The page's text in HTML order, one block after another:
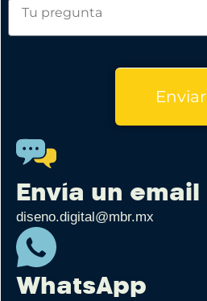
Enviar
Envía un email
diseno.digital@mbr.mx
WhatsApp